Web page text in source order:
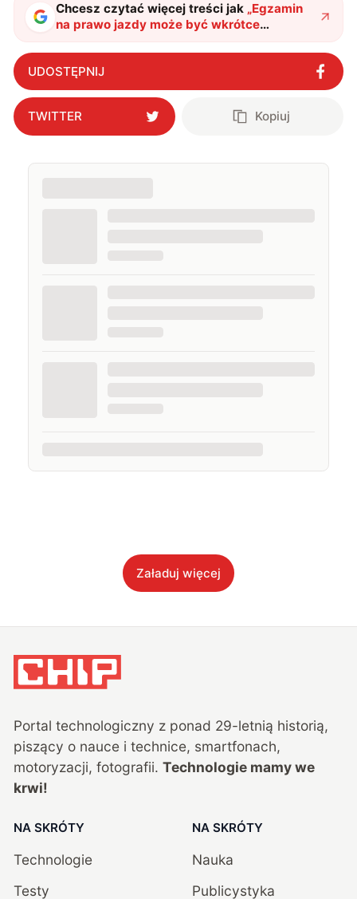
Chcesz czytać więcej treści jak „Egzamin
na prawo jazdy może być wkrótce
prostszy, ale spokojnie. Rządzący już
pracują nad jego utrudnieniem"?
UDOSTĘPNIJ
TWITTER Kopiuj
Załaduj więcej
Portal technologiczny z ponad 29-letnią historią,
piszący o nauce i technice, smartfonach,
motoryzacji, fotografii. Technologie mamy we
krwi!
NA SKRÓTY
Technologie
Testy
NA SKRÓTY
Nauka
Publicystyka